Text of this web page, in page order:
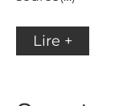
Lire +